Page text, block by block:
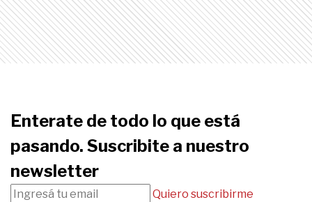
Enterate de todo lo que está
pasando. Suscribite a nuestro
newsletter
Quiero suscribirme